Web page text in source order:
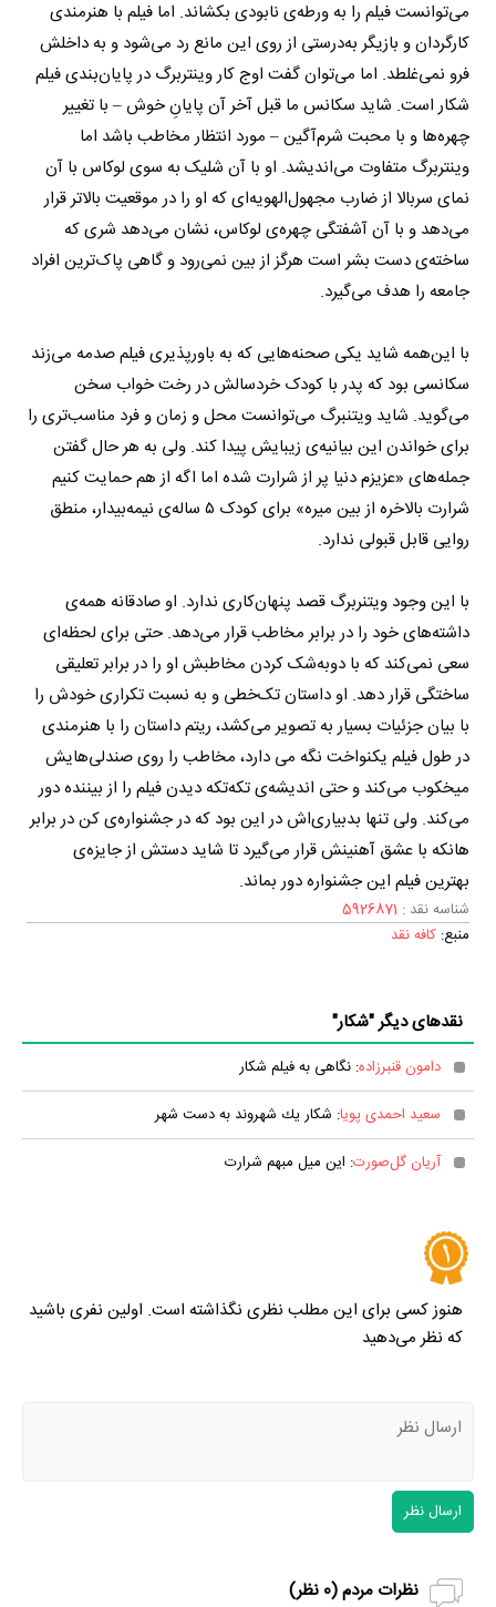
می‌توانست فیلم را به ورطه‌ی نابودی بکشاند. اما فیلم با هنرمندی
کارگردان و بازیگر به‌درستی از روی این مانع رد می‌شود و به داخلش
فرو نمی‌غلطد. اما می‌توان گفت اوج کار وینتربرگ در پایان‌بندی فیلم
شکار است. شاید سکانس ما قبل آخر آن پایانِ خوش – با تغییر
چهره‌ها و با محبت شرم‌آگین – مورد انتظار مخاطب باشد اما
وینتربرگ متفاوت می‌اندیشد. او با آن شلیک به سوی لوکاس با آن
نمای سربالا از ضارب مجهول‌الهویه‌ای که او را در موقعیت بالاتر قرار
می‌دهد و با آن آشفتگی چهره‌ی لوکاس، نشان می‌دهد شری که
ساخته‌ی دست بشر است هرگز از بین نمی‌رود و گاهی پاک‌ترین افراد
جامعه را هدف می‌گیرد.
با این‌همه شاید یکی صحنه‌هایی که به باورپذیری فیلم صدمه می‌زند
سکانسی بود که پدر با کودک خردسالش در رخت‌ خواب سخن
می‌گوید. شاید ویتنبرگ می‌توانست محل و زمان و فرد مناسب‌تری را
برای خواندن این بیانیه‌ی زیبایش پیدا کند. ولی به هر حال گفتن
جمله‌های «عزیزم دنیا پر از شرارت شده اما اگه از هم حمایت کنیم
شرارت بالاخره از بین میره» برای کودک ۵ ساله‌ی نیمه‌بیدار، منطق
روایی قابل قبولی ندارد.
با این وجود ویتنربرگ قصد پنهان‌کاری ندارد. او صادقانه همه‌ی
داشته‌های خود را در برابر مخاطب قرار می‌دهد. حتی برای لحظه‌ای
سعی نمی‌کند که با دو‌به‌شک کردن مخاطبش او را در برابر تعلیقی
ساختگی قرار دهد. او داستان تک‌خطی و به نسبت تکراری خودش را
با بیان جزئیات بسیار به تصویر می‌کشد، ریتم داستان را با هنرمندی
در طول فیلم یکنواخت نگه می دارد، مخاطب را روی صندلی‌هایش
میخکوب می‌کند و حتی اندیشه‌ی تکه‌تکه دیدن فیلم را از بیننده دور
می‌کند. ولی تنها بدبیاری‌اش در این بود که در جشنواره‌ی کن در برابر
هانکه با عشق آهنینش قرار می‌گیرد تا شاید دستش از جایزه‌‌‌ی
بهترین فیلم این جشنواره دور بماند.
شناسه نقد : 5926871
منبع:کافه نقد
نقدهای دیگر "شکار"
دامون قنبرزاده: نگاهی به فیلم شکار
سعید احمدی پویا: شكار يك شهروند به دست شهر
آریان گل‌صورت: این میل مبهم شرارت
هنوز کسی برای این مطلب نظری نگذاشته است. اولین نفری باشید
که نظر می‌دهید
ارسال نظر
نظرات مردم (0 نظر)